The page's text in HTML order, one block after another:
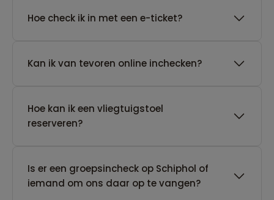
Hoe check ik in met een e-ticket?
Kan ik van tevoren online inchecken?
Hoe kan ik een vliegtuigstoel
reserveren?
Is er een groepsincheck op Schiphol of
iemand om ons daar op te vangen?